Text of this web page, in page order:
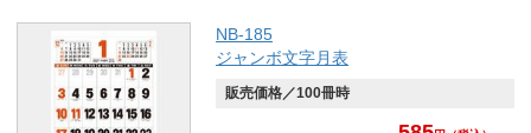
NB-185
ジャンボ文字月表
販売価格／100冊時